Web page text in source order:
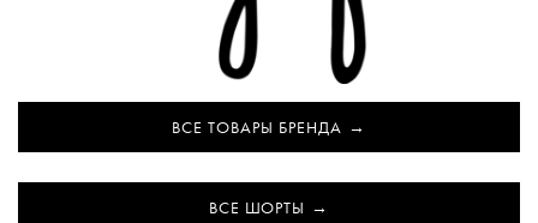
ВСЕ ТОВАРЫ БРЕНДА
ВСЕ ШОРТЫ